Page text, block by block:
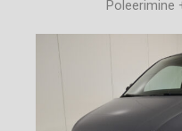
Poleerimine